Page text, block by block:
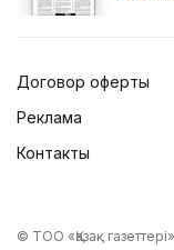
Договор оферты
Реклама
Контакты
© ТОО «Қазақ